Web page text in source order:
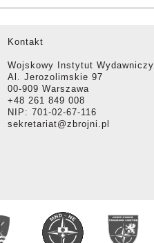
Kontakt
Wojskowy Instytut Wydawniczy
Al. Jerozolimskie 97
00-909 Warszawa
+48 261 849 008
NIP: 701-02-67-116
sekretariat@zbrojni.pl